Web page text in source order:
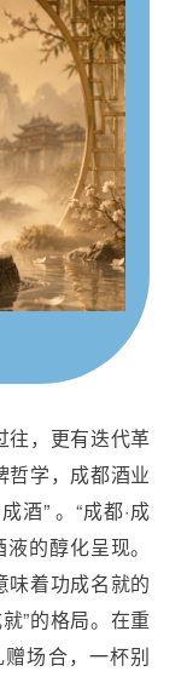
往，更有迭代革
哲学，成都酒业
酒” 。“成都·成
的醇化呈现。
着功成名就的
”的格局。在重
场合，一杯别